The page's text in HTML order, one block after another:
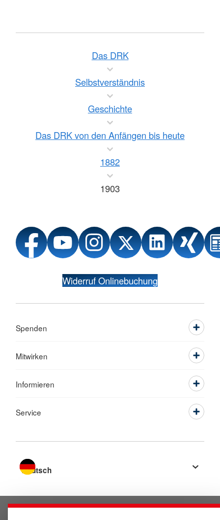
Das DRK
Selbstverständnis
Geschichte
Das DRK von den Anfängen bis heute
1882
1903
Widerruf Onlinebuchung
Spenden
Mitwirken
Informieren
Service
Sprache wechseln zu